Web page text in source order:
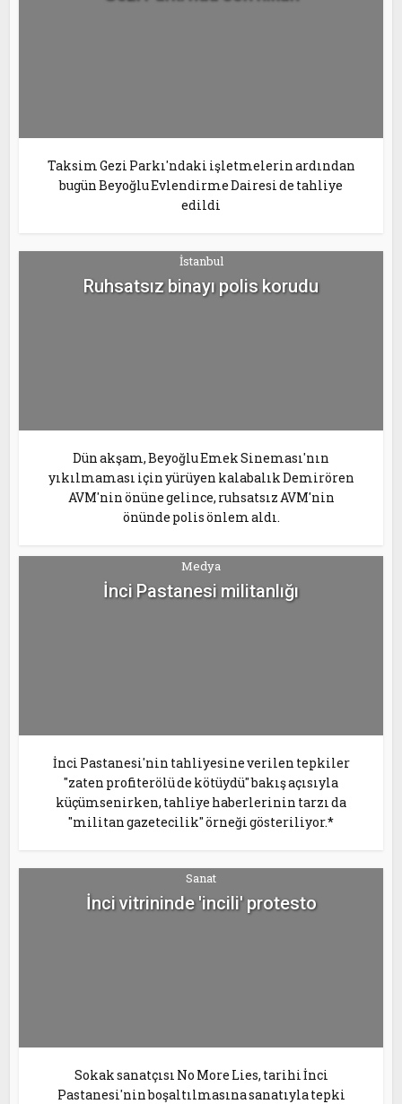
Taksim Gezi Parkı'ndaki işletmelerin ardından
bugün Beyoğlu Evlendirme Dairesi de tahliye
edildi
İstanbul
Ruhsatsız binayı polis korudu
Dün akşam, Beyoğlu Emek Sineması'nın
yıkılmaması için yürüyen kalabalık Demirören
AVM'nin önüne gelince, ruhsatsız AVM'nin
önünde polis önlem aldı.
Medya
İnci Pastanesi militanlığı
İnci Pastanesi'nin tahliyesine verilen tepkiler
"zaten profiterölü de kötüydü" bakış açısıyla
küçümsenirken, tahliye haberlerinin tarzı da
"militan gazetecilik" örneği gösteriliyor.*
Sanat
İnci vitrininde 'incili' protesto
Sokak sanatçısı No More Lies, tarihi İnci
Pastanesi'nin boşaltılmasına sanatıyla tepki